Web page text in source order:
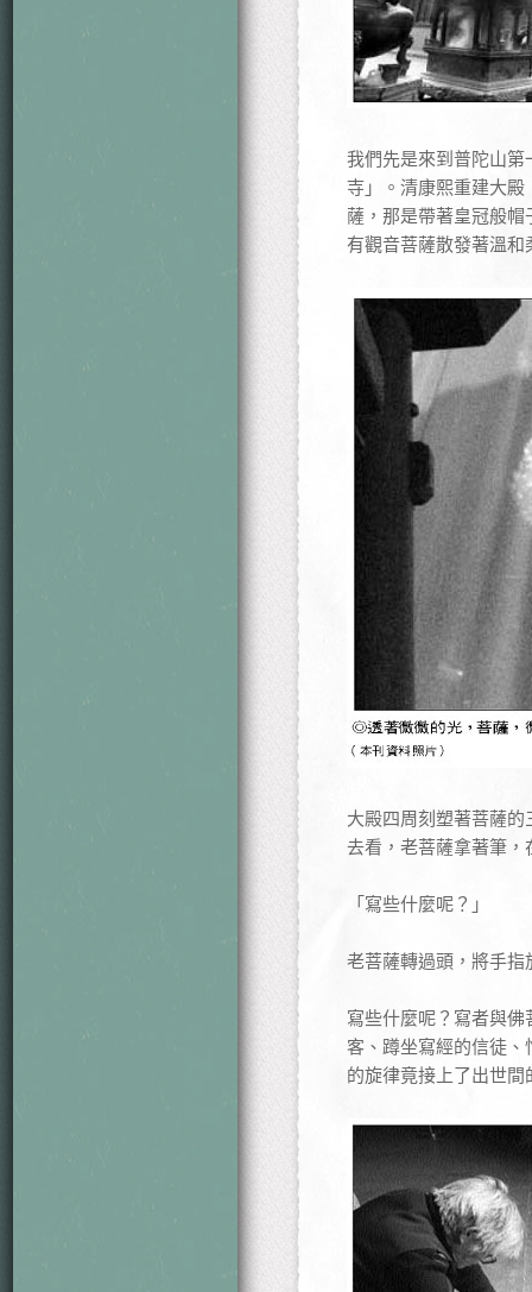
我們先是來到普陀山
寺」。清康熙重建大
薩，那是帶著皇冠般
有觀音菩薩散發著溫
大殿四周刻塑著菩薩
去看，老菩薩拿著筆
「寫些什麼呢？」
老菩薩轉過頭，將手
寫些什麼呢？寫者與
客、蹲坐寫經的信徒
的旋律竟接上了出世